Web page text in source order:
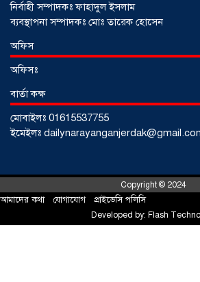
শর্টগান
০৩
নির্বাহী সম্পাদকঃ ফাহাদুল ইসলাম
ব্যবস্থাপনা সম্পাদকঃ মোঃ তারেক হোসেন
অফিস
অফিসঃ
বার্তা কক্ষ
মোবাইলঃ 01615537755
ইমেইলঃ
Copyright © 2024
আমাদের কথা যোগাযোগ প্রাইভেসি পলিসি
Developed by: Flash